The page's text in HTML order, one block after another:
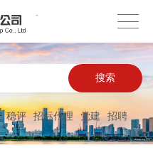
搜索
稳评 招标代理 党建 招聘